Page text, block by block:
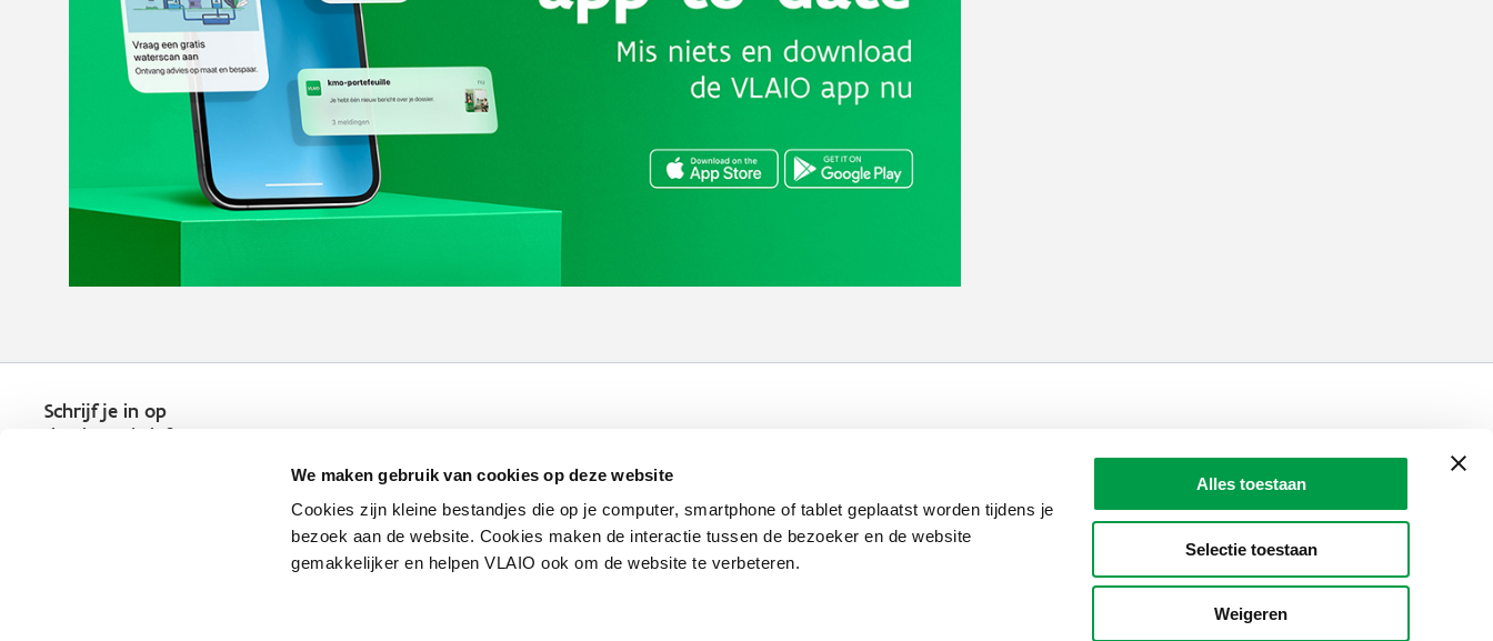
We maken gebruik van cookies op deze website
Cookies zijn kleine bestandjes die op je computer, smartphone of tablet geplaatst worden tijdens je
bezoek aan de website. Cookies maken de interactie tussen de bezoeker en de website
gemakkelijker en helpen VLAIO ook om de website te verbeteren.
Alles toestaan
Selectie toestaan
Weigeren
Schrijf je in op
de nieuwsbrief
Communicatieverplichtingen & logo'sKlachten, meldingen & fraudebestrijding